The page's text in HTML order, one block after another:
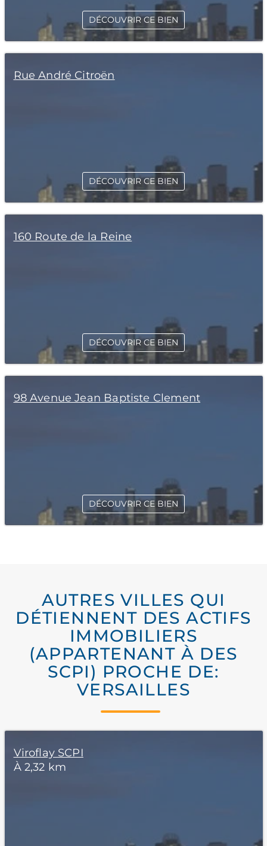
DÉCOUVRIR CE BIEN
Rue André Citroën
DÉCOUVRIR CE BIEN
160 Route de la Reine
DÉCOUVRIR CE BIEN
98 Avenue Jean Baptiste Clement
DÉCOUVRIR CE BIEN
AUTRES VILLES QUI
DÉTIENNENT DES ACTIFS
IMMOBILIERS
(APPARTENANT À DES
SCPI) PROCHE DE:
VERSAILLES
Viroflay SCPI
À 2,32 km